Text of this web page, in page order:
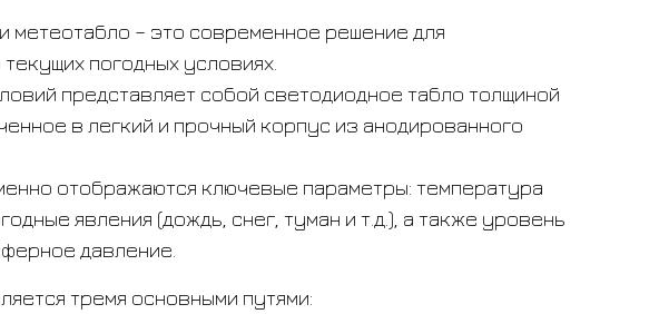
метеотабло – это современное решение для
погодных условиях.
представляет собой светодиодное табло толщиной
в легкий и прочный корпус из анодированного
отображаются ключевые параметры: температура
явления (дождь, снег, туман и т.д.), а также уровень
давление.
тремя основными путями: